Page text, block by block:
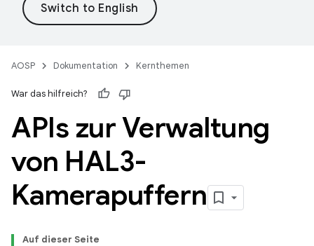
AOSP Dokumentation Kernthemen
War das hilfreich?
APIs zur Verwaltung
von HAL3-
Kamerapuffern
Auf dieser Seite